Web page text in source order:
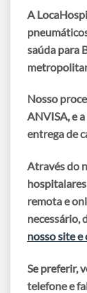
A
saúda para
Nosso
ANVISA, e
entrega de
Através do
remota e
necessário,
nosso site
Se preferir,
telefone e